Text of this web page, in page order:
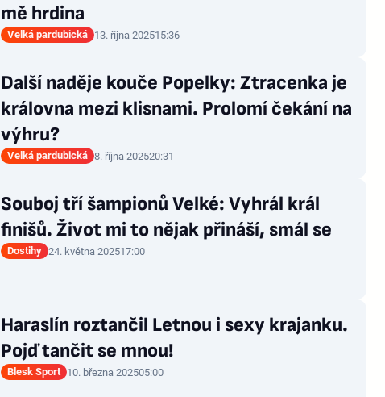
mě hrdina
Velká pardubická 13. října 202515:36
Další naděje kouče Popelky: Ztracenka je
královna mezi klisnami. Prolomí čekání na
výhru?
Velká pardubická 8. října 202520:31
Souboj tří šampionů Velké: Vyhrál král
finišů. Život mi to nějak přináší, smál se
Dostihy 24. května 202517:00
Haraslín roztančil Letnou i sexy krajanku.
Pojď tančit se mnou!
Blesk Sport 10. března 202505:00